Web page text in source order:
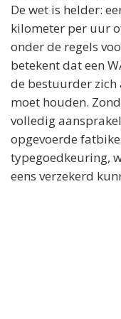
De wet is helder:
kilometer per uur
onder de regels
betekent dat een
de bestuurder zich
moet houden.
volledig
opgevoerde
typegoedkeuring,
eens verzekerd